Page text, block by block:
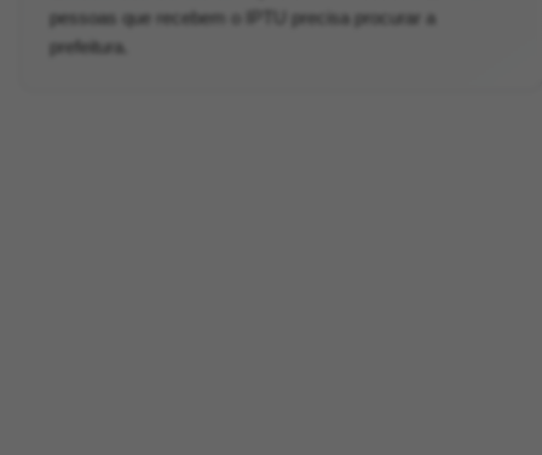
pessoas que recebem o IPTU precisa procurar a
prefeitura.